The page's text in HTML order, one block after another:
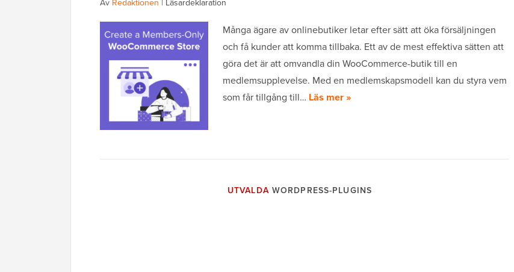
Av Redaktionen | Läsardeklaration
Många ägare av onlinebutiker letar efter sätt att öka försäljningen
och få kunder att komma tillbaka. Ett av de mest effektiva sätten att
göra det är att omvandla din WooCommerce-butik till en
medlemsupplevelse. Med en medlemskapsmodell kan du styra vem
som får tillgång till… Läs mer »
UTVALDAWORDPRESS-PLUGINS